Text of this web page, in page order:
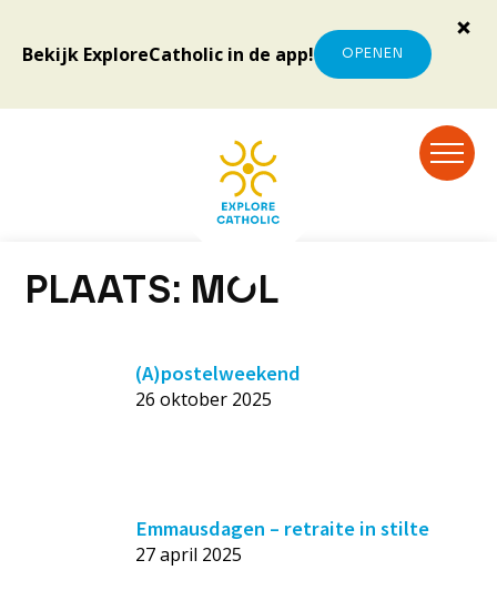
Bekijk ExploreCatholic in de app! OPENEN
PLAATS: MOL
(A)postelweekend
26 oktober 2025
Emmausdagen – retraite in stilte
27 april 2025